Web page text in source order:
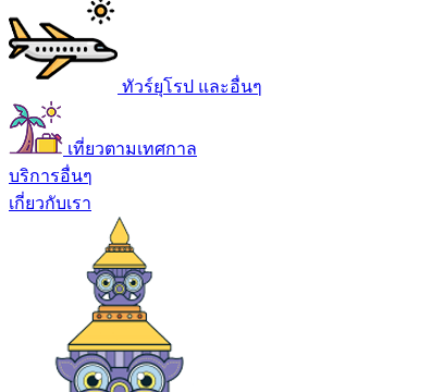
ทัวร์ยุโรป และอื่นๆ
เที่ยวตามเทศกาล
บริการอื่นๆ
เกี่ยวกับเรา